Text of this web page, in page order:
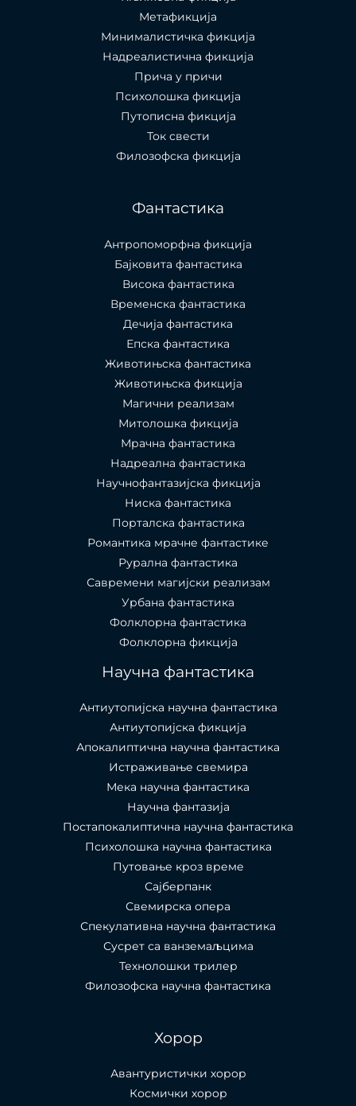
Метафикција
Минималистичка фикција
Надреалистична фикција
Прича у причи
Психолошкa фикција
Путописна фикција
Ток свести
Филозофска фикција
Фантастика
Антропоморфна фикција
Бајковита фантастика
Висока фантастика
Временска фантастика
Дечија фантастика
Епска фантастика
Животињска фантастика
Животињска фикција
Магични реализам
Митолошка фикција
Мрачна фантастика
Надреална фантастика
Научнофантазијска фикција
Ниска фантастика
Порталска фантастика​
Романтика мрачне фантастике
Рурална фантастика
Савремени магијски реализам
Урбана фантастика
Фолклорна фантастика
Фолклорна фикција
Научна фантастика
Антиутопијска научна фантастика
Антиутопијска фикција
Апокалиптична научна фантастика
Истраживање свемира
Мека научна фантастика
Научна фантазија
Постапокалиптична научна фантастика
Психолошка научна фантастика
Путовање кроз време
Сајберпанк
Свемирска опера
Спекулативна научна фантастика
Сусрет са ванземаљцима
Технолошки трилер
Филозофска научна фантастика
Хорор
Авантуристички хорор
Космички хорор